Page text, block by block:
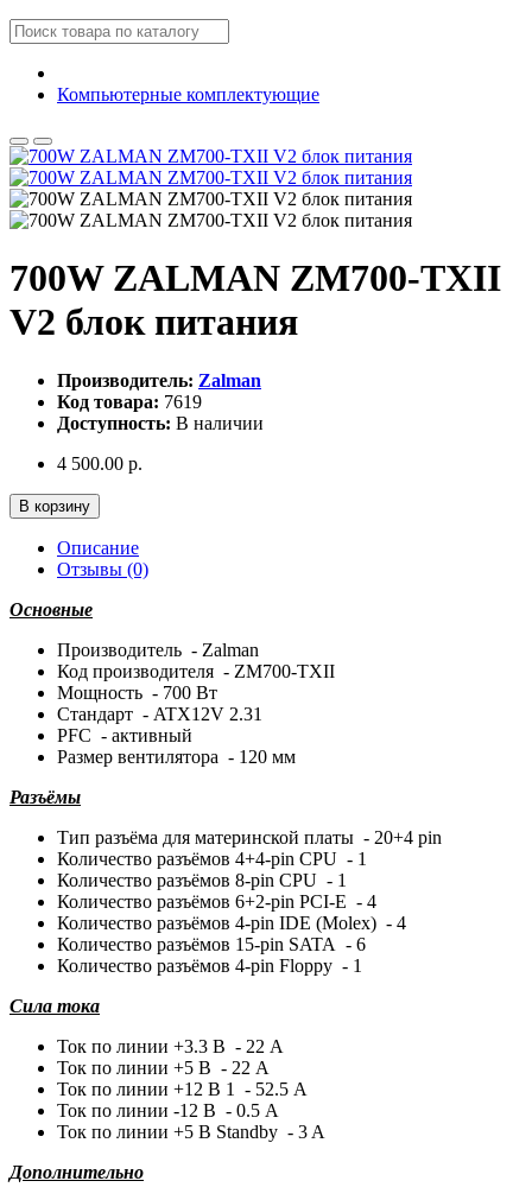
Компьютерные комплектующие
700W ZALMAN ZM700-TXII
V2 блок питания
Производитель: Zalman
Код товара: 7619
Доступность: В наличии
4 500.00 р.
В корзину
Описание
Отзывы (0)
Основные
Производитель - Zalman
Код производителя - ZM700-TXII
Мощность - 700 Вт
Стандарт - ATX12V 2.31
PFC - активный
Размер вентилятора - 120 мм
Разъёмы
Тип разъёма для материнской платы - 20+4 pin
Количество разъёмов 4+4-pin CPU - 1
Количество разъёмов 8-pin CPU - 1
Количество разъёмов 6+2-pin PCI-E - 4
Количество разъёмов 4-pin IDE (Molex) - 4
Количество разъёмов 15-pin SATA - 6
Количество разъёмов 4-pin Floppy - 1
Сила тока
Ток по линии +3.3 В - 22 A
Ток по линии +5 В - 22 A
Ток по линии +12 В 1 - 52.5 A
Ток по линии -12 В - 0.5 A
Ток по линии +5 В Standby - 3 A
Дополнительно